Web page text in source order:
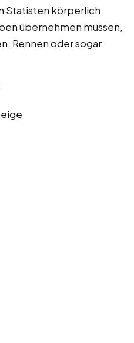
Statisten körperlich
übernehmen müssen,
Rennen oder sogar